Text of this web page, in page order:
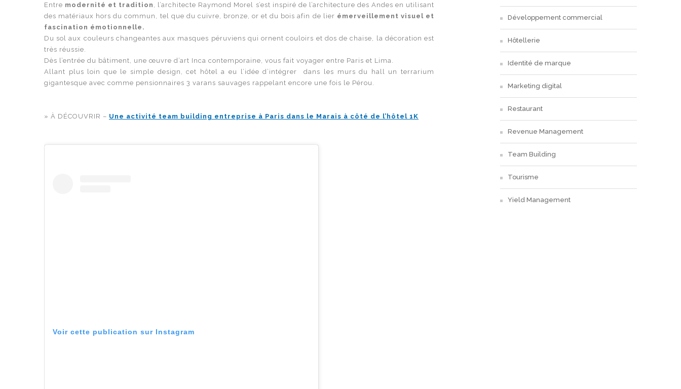
Entre modernité et tradition
, l’architecte Raymond Morel s’est inspiré de l’architecture des Andes en utilisant
des matériaux hors du commun, tel que du cuivre, bronze, or et du bois afin de lier émerveillement visuel et
fascination émotionnelle.
Du sol aux couleurs changeantes aux masques péruviens qui ornent couloirs et dos de chaise, la décoration est
très réussie.
Dès l’entrée du bâtiment, une œuvre d’art Inca contemporaine, vous fait voyager entre Paris et Lima.
Allant plus loin que le simple design, cet hôtel a eu l’idée d’intégrer dans les murs du hall un terrarium
gigantesque avec comme pensionnaires 3 varans sauvages rappelant encore une fois le Pérou.
» À DÉCOUVRIR – Une activité team building entreprise à Paris dans le Marais à côté de l’hôtel 1K
Voir cette publication sur Instagram
Développement commercial
Hôtellerie
Identité de marque
Marketing digital
Restaurant
Revenue Management
Team Building
Tourisme
Yield Management